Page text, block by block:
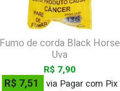
Fumo de corda Black Horse
Uva
R$ 7,90
R$ 7,51 via Pagar com Pix